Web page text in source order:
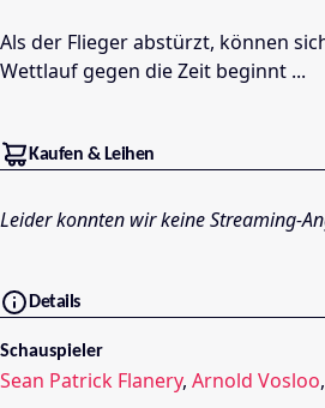
Als der Flieger abstürzt, können
Wettlauf gegen die Zeit beginnt ...
Kaufen & Leihen
Leider konnten wir keine Streaming-
Details
Schauspieler
Sean Patrick Flanery, Arnold Vosloo,